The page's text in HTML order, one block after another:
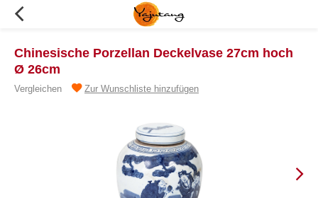
Chinesische Porzellan Deckelvase 27cm hoch
Ø 26cm
Vergleichen Zur Wunschliste hinzufügen